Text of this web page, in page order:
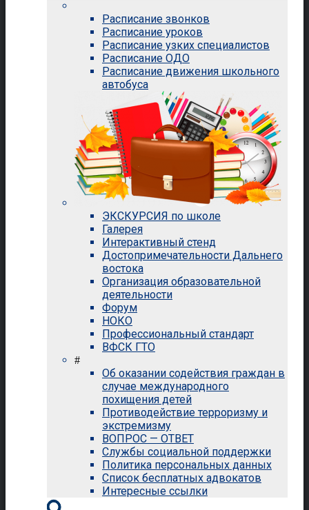
Расписание звонков
Расписание уроков
Расписание узких специалистов
Расписание ОДО
Расписание движения школьного
автобуса
ЭКСКУРСИЯ по школе
Галерея
Интерактивный стенд
Достопримечательности Дальнего
востока
Организация образовательной
деятельности
Форум
НОКО
Профессиональный стандарт
ВФСК ГТО
#
Об оказании содействия граждан в
случае международного
похищения детей
Противодействие терроризму и
экстремизму
ВОПРОС — ОТВЕТ
Службы социальной поддержки
Политика персональных данных
Список бесплатных адвокатов
Интересные ссылки